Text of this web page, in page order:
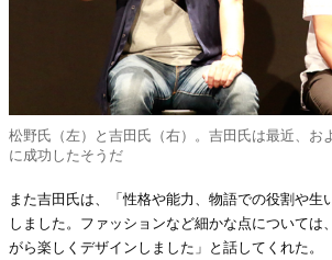
松野氏（左）と吉田氏（右）。吉田氏は最近、お
に成功したそうだ
また吉田氏は、「性格や能力、物語での役割や生
しました。ファッションなど細かな点については
がら楽しくデザインしました」と話してくれた。